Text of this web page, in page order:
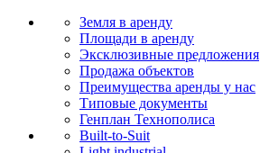
Земля в аренду
Площади в аренду
Эксклюзивные предложения
Продажа объектов
Преимущества аренды у нас
Типовые документы
Генплан Технополиса
Built-to-Suit